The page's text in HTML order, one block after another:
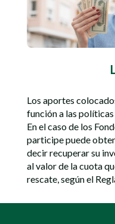
Los aportes
función a las
En el caso de los
participe puede
decir recuperar su
al valor de la cuota
rescate, según el